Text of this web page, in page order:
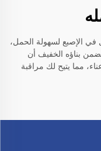
الإصبع لسهولة الحمل،
بناؤه الخفيف أن
مما يتيح لك مراقبة